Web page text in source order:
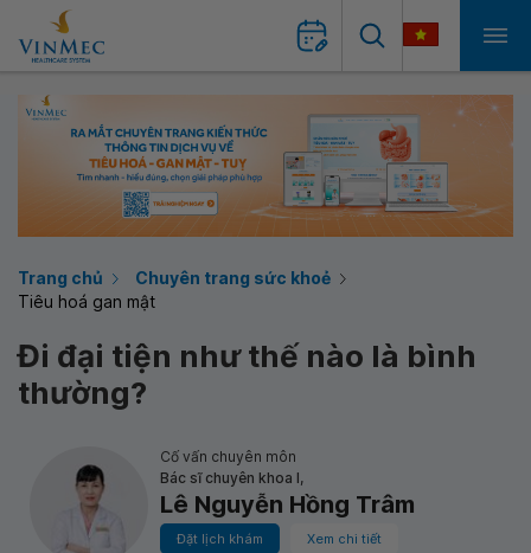
Trang chủ
Chuyên trang sức khoẻ
Tiêu hoá gan mật
Đi đại tiện như thế nào là bình
thường?
Cố vấn chuyên môn
Bác sĩ chuyên khoa I,
Lê Nguyễn Hồng Trâm
Đặt lịch khám Xem chi tiết